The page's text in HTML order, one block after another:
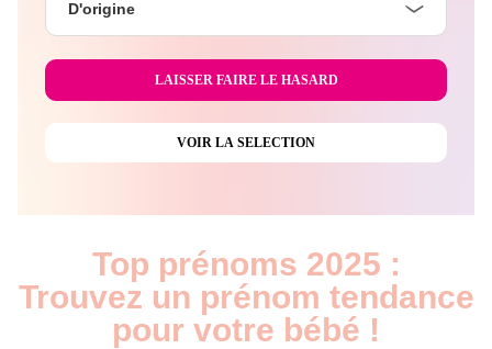
D'origine
Top prénoms 2025 :
Trouvez un prénom tendance
pour votre bébé !